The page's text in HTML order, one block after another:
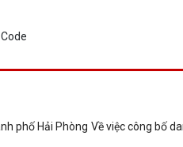
phố Hải Phòng Về việc công bố